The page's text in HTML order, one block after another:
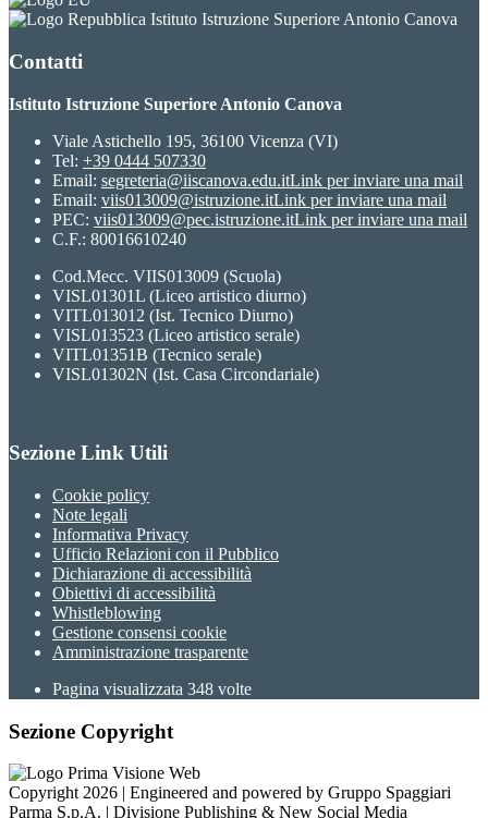
Istituto Istruzione Superiore Antonio Canova
Contatti
Istituto Istruzione Superiore Antonio Canova
Viale Astichello 195, 36100 Vicenza (VI)
Tel: +39 0444 507330
Email: segreteria@iiscanova.edu.itLink per inviare una mail
Email: viis013009@istruzione.itLink per inviare una mail
PEC: viis013009@pec.istruzione.itLink per inviare una mail
C.F.: 80016610240
Cod.Mecc. VIIS013009 (Scuola)
VISL01301L (Liceo artistico diurno)
VITL013012 (Ist. Tecnico Diurno)
VISL013523 (Liceo artistico serale)
VITL01351B (Tecnico serale)
VISL01302N (Ist. Casa Circondariale)
Sezione Link Utili
Cookie policy
Note legali
Informativa Privacy
Ufficio Relazioni con il Pubblico
Dichiarazione di accessibilità
Obiettivi di accessibilità
Whistleblowing
Gestione consensi cookie
Amministrazione trasparente
Pagina visualizzata 348 volte
Sezione Copyright
Copyright 2026 | Engineered and powered by Gruppo Spaggiari
Parma S.p.A. | Divisione Publishing & New Social Media